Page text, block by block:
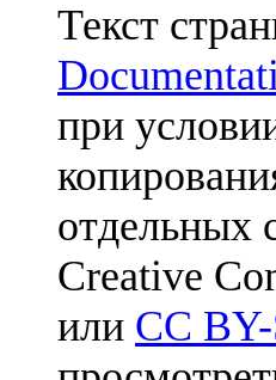
Текст
при
отдельных
Creative
или CC